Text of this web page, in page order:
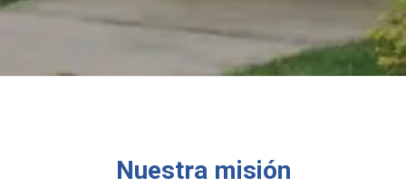
Nuestra misión